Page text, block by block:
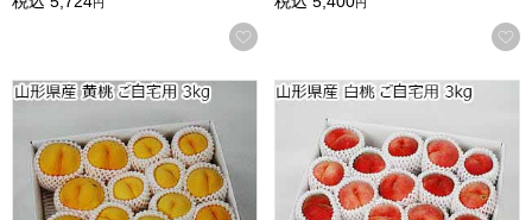
円
お気に入りに登録する
円
山形県産 黄桃 ご自宅用 3kg【限定100点】【お届け期間：9
山形県産 白桃 ご自宅用 3kg